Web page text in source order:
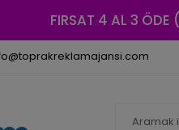
FIRSAT 4 AL 3